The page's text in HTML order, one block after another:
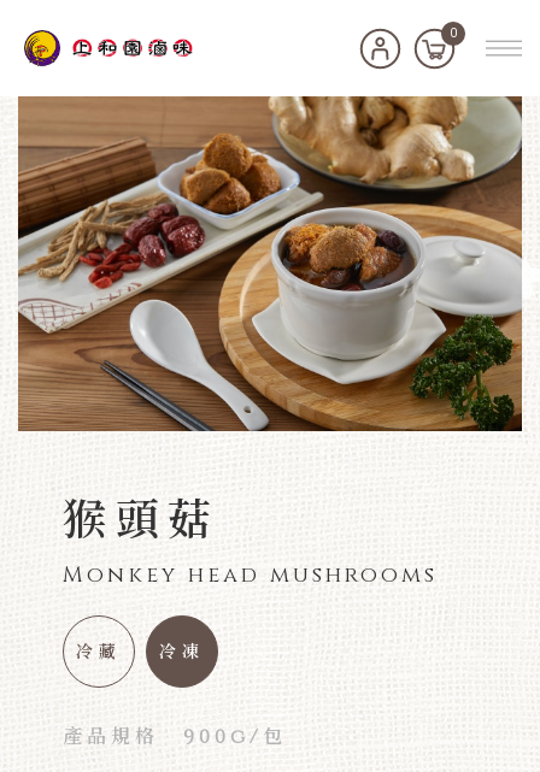
0
猴頭菇
Monkey head mushrooms
冷藏 冷凍
產品規格 900g/包